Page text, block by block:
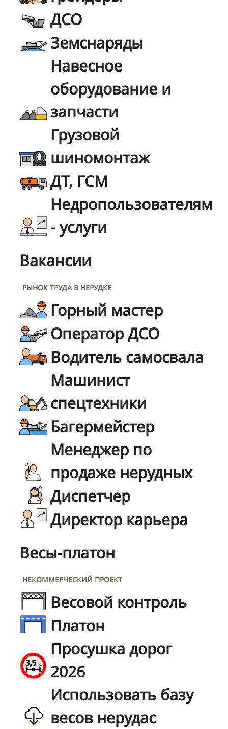
ДСО
Земснаряды
Навесное
оборудование и
запчасти
Грузовой
шиномонтаж
ДТ, ГСМ
Недропользователям
- услуги
Вакансии
РЫНОК ТРУДА В НЕРУДКЕ
Горный мастер
Оператор ДСО
Водитель самосвала
Машинист
спецтехники
Багермейстер
Менеджер по
продаже нерудных
Диспетчер
Директор карьера
Весы-платон
НЕКОММЕРЧЕСКИЙ ПРОЕКТ
Весовой контроль
Платон
Просушка дорог
2026
Использовать базу
весов нерудас